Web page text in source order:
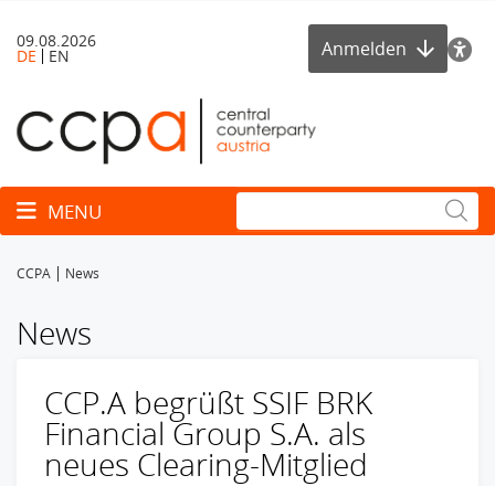
DE EN
09.08.2026 Anmelden
Toggle navigation
MENU
CCPA News
News
CCP.A begrüßt SSIF BRK
Financial Group S.A. als
neues Clearing-Mitglied